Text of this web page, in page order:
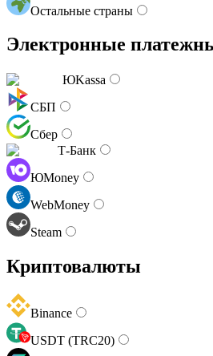
Остальные страны
Электронные
ЮKassa
СБП
Сбер
Т-Банк
ЮMoney
WebMoney
Steam
Криптовалюты
Binance
USDT (TRC20)